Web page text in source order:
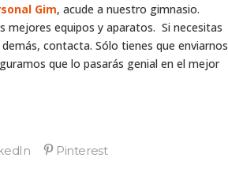
Gim, acude a nuestro gimnasio.
mejores equipos y aparatos. Si necesitas
contacta. Sólo tienes que enviarnos
que lo pasarás genial en el mejor